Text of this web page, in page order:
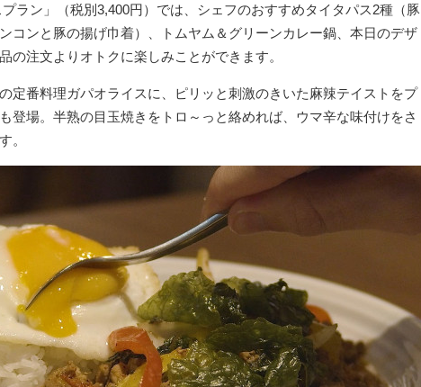
プラン」（税別3,400円）では、シェフのおすすめタイタパス2種（豚
コンと豚の揚げ巾着）、トムヤム＆グリーンカレー鍋、本日のデザ
の注文よりオトクに楽しみことができます。
定番料理ガパオライスに、ピリッと刺激のきいた麻辣テイストをプ
登場。半熟の目玉焼きをトロ～っと絡めれば、ウマ辛な味付けをさ
。